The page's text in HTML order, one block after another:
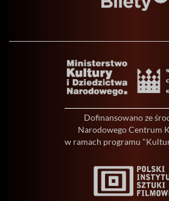
Dofinansowano ze
Narodowego Centrum
w ramach programu